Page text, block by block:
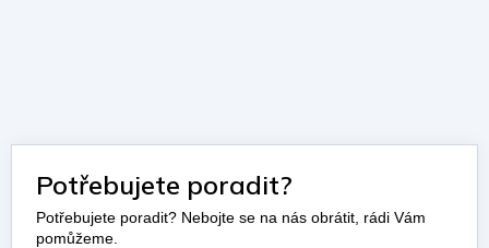
Potřebujete poradit?